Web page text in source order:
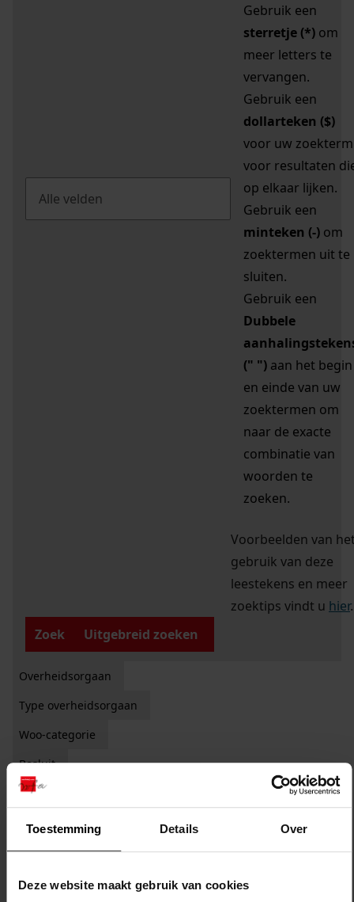
Toestemming Details Over
Deze website maakt gebruik van cookies
Gebruik een
sterretje (*) om
meer letters te
vervangen.
Gebruik een
dollarteken ($)
voor uw zoekterm
voor resultaten
op elkaar lijken.
Gebruik een
minteken (-) om
zoektermen uit te
sluiten.
Gebruik een
Dubbele
(" ") aan het begin
en einde van uw
zoektermen om
naar de exacte
combinatie van
woorden te
zoeken.
Voorbeelden van
gebruik van deze
leestekens en meer
zoektips vindt u hier.
Zoek
Uitgebreid zoeken
Overheidsorgaan
Type overheidsorgaan
Woo-categorie
Besluit
Filter:
Filters legen
28Woo-dossiers